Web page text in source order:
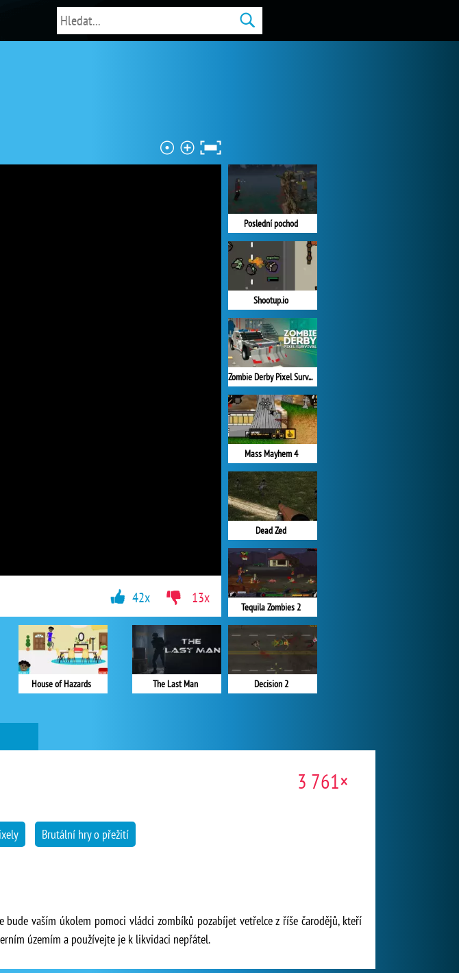
Poslední pochod
Shootup.io
Zombie Derby Pixel Survival
Mass Mayhem 4
Dead Zed
Tequila Zombies 2
Decision 2
House of Hazards The Last Man
42x 13x
3 761×
Brutální hry o přežití
vaším úkolem pomoci vládci zombíků pozabíjet vetřelce z říše čarodějů, kteří
územím a používejte je k likvidaci nepřátel.